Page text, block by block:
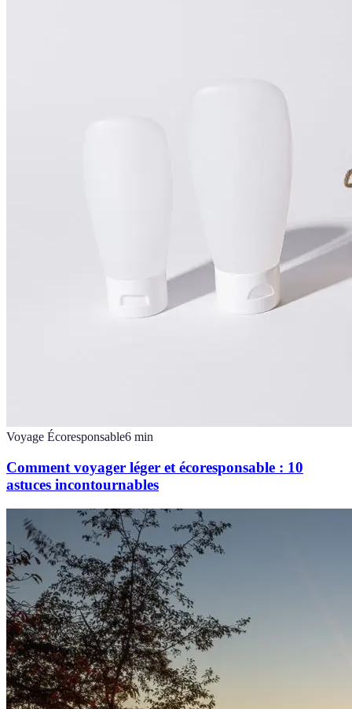
Voyage Écoresponsable6 min
Comment voyager léger et écoresponsable : 10
astuces incontournables